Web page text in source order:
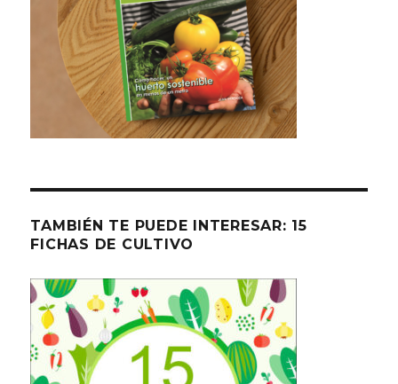
TAMBIÉN TE PUEDE INTERESAR: 15
FICHAS DE CULTIVO